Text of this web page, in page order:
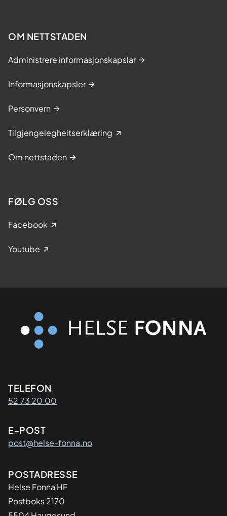
OM NETTSTADEN
Administrere informasjonskapslar
Informasjonskapsler
Personvern
Tilgjengelegheitserklæring
Om nettstaden
FØLG OSS
Facebook
Youtube
Kontaktinformasjon
TELEFON
52 73 20 00
E-POST
post@helse-fonna.no
Adresse
POSTADRESSE
​Helse Fonna HF
Postboks 2170